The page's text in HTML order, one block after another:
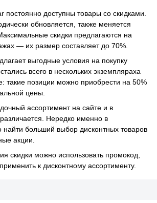
постоянно доступны товары со скидками.
обновляется, также меняется
скидки предлагаются на
— их размер составляет до 70%.
выгодные условия на покупку
всего в нескольких экземпляраха
такие позиции можно приобрести на 50%
цены.
ассортимент на сайте и в
Нередко именно в
больший выбор дисконтных товаров
акции.
скидки можно использовать промокод,
к дисконтному ассортименту.